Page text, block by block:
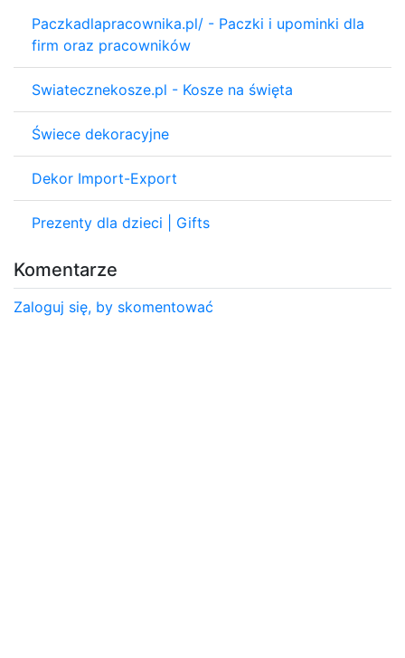
Paczkadlapracownika.pl/ - Paczki i upominki dla
firm oraz pracowników
Swiatecznekosze.pl - Kosze na święta
Świece dekoracyjne
Dekor Import-Export
Prezenty dla dzieci | Gifts
Komentarze
Zaloguj się, by skomentować